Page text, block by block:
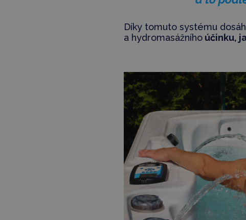
Díky tomuto systému
a hydromasážníhoúčinku,